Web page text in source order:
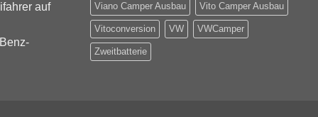
auf
Viano Camper Ausbau Vito Camper Ausbau
Vitoconversion VW VWCamper
Zweitbatterie